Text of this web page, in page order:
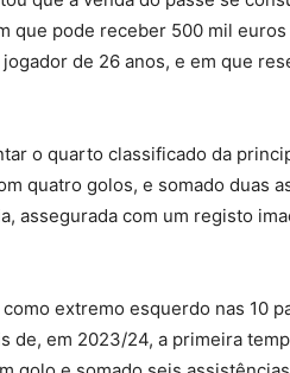
que pode receber 500 mil
de 26 anos, e em que
o quarto classificado da
quatro golos, e somado duas
assegurada com um registo
extremo esquerdo nas 10
de, em 2023/24, a primeira